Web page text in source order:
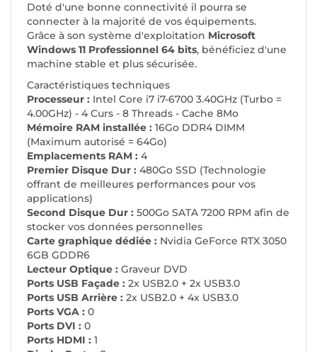
Doté d'une bonne connectivité il pourra se
connecter à la majorité de vos équipements.
Grâce à son système d'exploitation Microsoft
Windows 11 Professionnel 64 bits, bénéficiez d'une
machine stable et plus sécurisée.
Caractéristiques techniques
Processeur : Intel Core i7 i7-6700 3.40GHz (Turbo =
4.00GHz) - 4 Curs - 8 Threads - Cache 8Mo
Mémoire RAM installée : 16Go DDR4 DIMM
(Maximum autorisé = 64Go)
Emplacements RAM : 4
Premier Disque Dur : 480Go SSD (Technologie
offrant de meilleures performances pour vos
applications)
Second Disque Dur : 500Go SATA 7200 RPM afin de
stocker vos données personnelles
Carte graphique dédiée : Nvidia GeForce RTX 3050
6GB GDDR6
Lecteur Optique : Graveur DVD
Ports USB Façade : 2x USB2.0 + 2x USB3.0
Ports USB Arrière : 2x USB2.0 + 4x USB3.0
Ports VGA : 0
Ports DVI : 0
Ports HDMI : 1